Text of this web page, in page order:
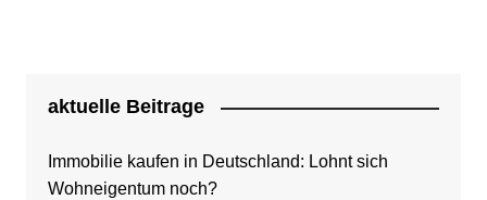
aktuelle Beitrage
Immobilie kaufen in Deutschland: Lohnt sich
Wohneigentum noch?